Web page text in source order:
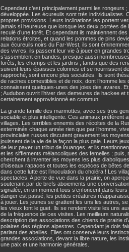
Cependant c’est principalement parmi les rongeurs
développée. Les écureuils sont très individualistes.
propres provisions. Leurs inclinations les portent
jamais si heureuse que lorsque les deux portées
reculé d’une forêt. Et cependant ils maintiennent
relations étroites, et quand les pommes de pins
aux écureuils noirs du Far-West, ils sont
des vivres, ils passent leur vie à jouer en grandes
s’assemblent en bandes, presque aussi
forêts, les champs et les jardins ; tandis que des
suivent leurs épaisses colonnes et se nourrissent
rapproché, sont encore plus sociables. Ils sont
de racines comestibles et de noix, dont l’homme
connaissent quelques-unes des joies des avares.
; Audubon ouvrit l’hiver des demeures de hackee
certainement approvisionné en commun.
La grande famille des marmottes, avec ses trois
sociable et plus intelligente. Ces animaux préfèrent
villages. Les terribles ennemis des récoltes de la
exterminés chaque année rien que par l’homme,
provinciales russes discutent gravement les
jouissent de la vie de la façon la plus gaie. Leurs
de leur payer un tribut de louanges, et ils
et les sifflements mélancoliques des femelles ;
cherchent à inventer les moyens les plus
d’oiseaux rapaces et toutes les espèces de bêtes
dans cette lutte est l’inoculation du choléra ! Les
spectacles. A perte de vue dans la prairie, on
soutenant par de brefs aboiements une
signalée, en un moment tous s’enfoncent dans
danger est passé, les petites créatures
à jouer. Les jeunes se grattent les uns les autres,
les vieux font le guet. Ils se rendent visite les uns
de la fréquence de ces visites. Les meilleurs
description des associations des chiens de prairie
polaires des régions alpestres. Cependant je dois
parlant des abeilles. Elles ont conservé leurs
grandes associations, devant la libre nature, les
une paix et une harmonie générales.